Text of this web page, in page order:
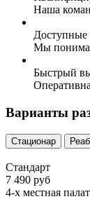
Наша
Мы
Быстрый
Варианты
Стационар
Стандарт
7 490 руб
4-х местная